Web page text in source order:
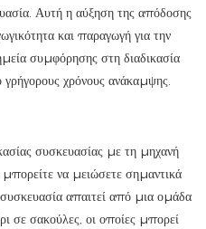
Αυτή η αύξηση της απόδοσης
και παραγωγή για την
συμφόρησης στη διαδικασία
χρόνους ανάκαμψης.
συσκευασίας με τη μηχανή
μπορείτε να μειώσετε σημαντικά
απαιτεί από μια ομάδα
σε σακούλες, οι οποίες μπορεί